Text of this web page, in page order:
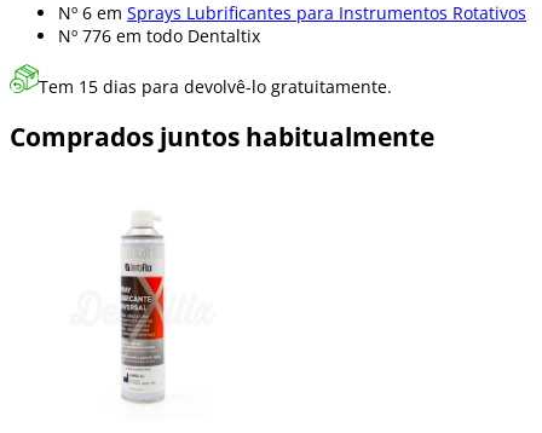
Nº 6 em Sprays Lubrificantes para Instrumentos Rotativos
Nº 776 em todo Dentaltix
Tem 15 dias para devolvê-lo gratuitamente.
Comprados juntos habitualmente